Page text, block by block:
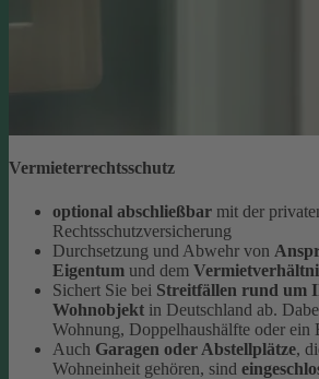
Vermieterrechtsschutz
optional abschließbar mit der
Rechtsschutzversicherung
Durchsetzung und Abwehr von
Eigentum und dem
Sichert Sie bei Streitfällen rund um
Wohnobjekt in Deutschland ab.
Wohnung, Doppelhaushälfte oder ein
Auch Garagen oder Abstellplätze,
Wohneinheit gehören, sind